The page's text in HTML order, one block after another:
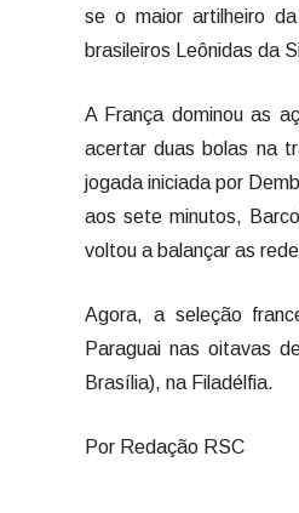
se o maior artilheiro
brasileiros Leônidas da
A França dominou as
acertar duas bolas na
jogada iniciada por
aos sete minutos,
voltou a balançar as
Agora, a seleção
Paraguai nas oitavas
Brasília), na Filadélfia.
Por Redação RSC